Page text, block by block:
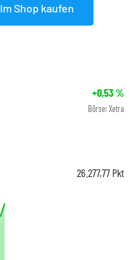
Im Shop kaufen
+0,53%
Börse: Xetra
26.277,77 Pkt